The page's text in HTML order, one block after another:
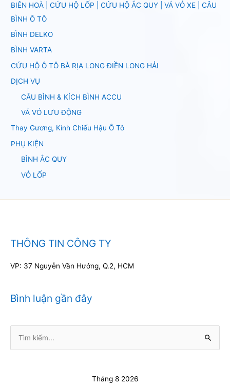
BIÊN HOÀ | CỨU HỘ LỐP | CỨU HỘ ẮC QUY | VÁ VỎ XE | CÂU
BÌNH Ô TÔ
BÌNH DELKO
BÌNH VARTA
CỨU HỘ Ô TÔ BÀ RỊA LONG ĐIỀN LONG HẢI
DỊCH VỤ
CÂU BÌNH & KÍCH BÌNH ACCU
VÁ VỎ LƯU ĐỘNG
Thay Gương, Kính Chiếu Hậu Ô Tô
PHỤ KIỆN
BÌNH ẮC QUY
VỎ LỐP
THÔNG TIN CÔNG TY
VP: 37 Nguyễn Văn Hưởng, Q.2, HCM
Bình luận gần đây
kiếm:
Tháng 8 2026